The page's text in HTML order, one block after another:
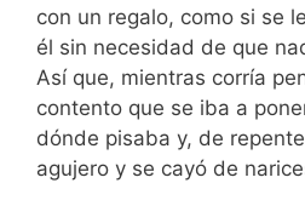
con un regalo, como si se
él sin necesidad de que
Así que, mientras corría
contento que se iba a
dónde pisaba y, de
agujero y se cayó de